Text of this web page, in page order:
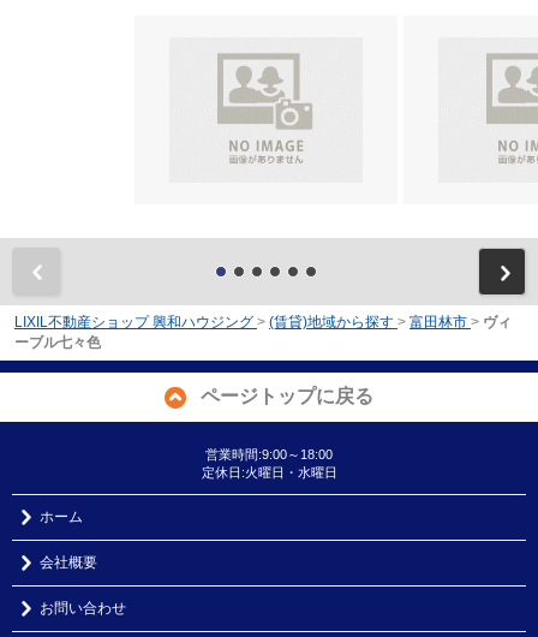
LIXIL不動産ショップ 興和ハウジング > (賃貸)地域から探す > 富田林市 > ヴィ
ーブル七々色
ページトップに戻る
営業時間:9:00～18:00
定休日:火曜日・水曜日
ホーム
会社概要
お問い合わせ